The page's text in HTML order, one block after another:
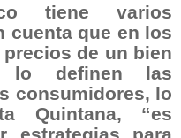
tiene varios
cuenta que en los
de un bien
definen las
consumidores, lo
Quintana, “es